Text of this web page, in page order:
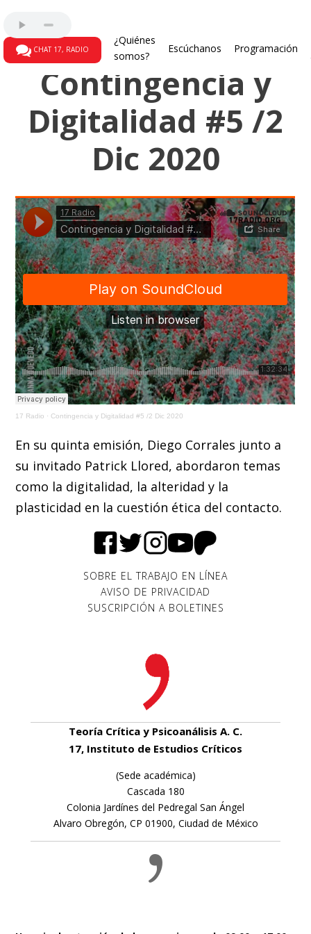
CHAT 17, RADIO
¿Quiénes
somos?
Escúchanos Programación
Contingencia y
Digitalidad #5 /2
Dic 2020
17 Radio · Contingencia y Digitalidad #5 /2 Dic 2020
En su quinta emisión, Diego Corrales junto a
su invitado Patrick Llored, abordaron temas
como la digitalidad, la alteridad y la
plasticidad en la cuestión ética del contacto.
SOBRE EL TRABAJO EN LÍNEA
AVISO DE PRIVACIDAD
SUSCRIPCIÓN A BOLETINES
Teoría Crítica y Psicoanálisis A. C.
17, Instituto de Estudios Críticos
(Sede académica)
Cascada 180
Colonia Jardínes del Pedregal San Ángel
Alvaro Obregón, CP 01900, Ciudad de México